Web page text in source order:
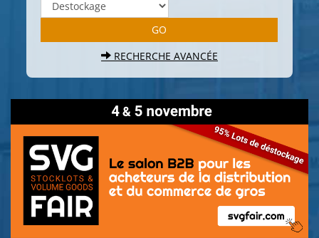
RECHERCHE AVANCÉE